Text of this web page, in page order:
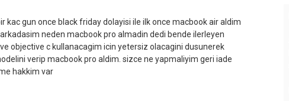
kac gun once black friday dolayisi ile ilk once macbook air aldim
neden macbook pro almadin dedi bende ilerleyen
objective c kullanacagim icin yetersiz olacagini dusunerek
verip macbook pro aldim. sizce ne yapmaliyim geri iade
hakkim var